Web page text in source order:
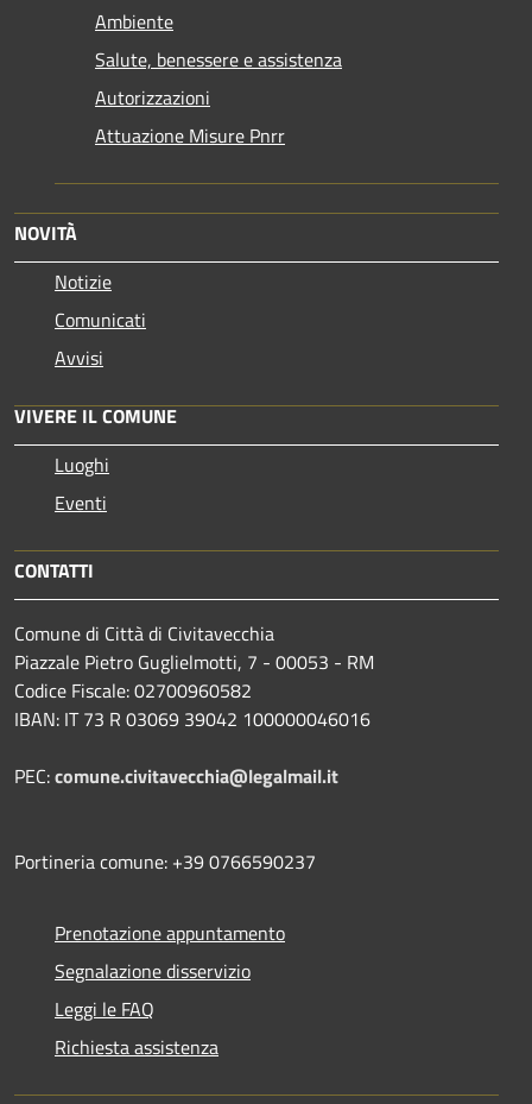
Ambiente
Salute, benessere e assistenza
Autorizzazioni
Attuazione Misure Pnrr
NOVITÀ
Notizie
Comunicati
Avvisi
VIVERE IL COMUNE
Luoghi
Eventi
CONTATTI
Comune di Città di Civitavecchia
Piazzale Pietro Guglielmotti, 7 - 00053 - RM
Codice Fiscale: 02700960582
IBAN: IT 73 R 03069 39042 100000046016
PEC:comune.civitavecchia@legalmail.it
Portineria comune: +39 0766590237
Prenotazione appuntamento
Segnalazione disservizio
Leggi le FAQ
Richiesta assistenza